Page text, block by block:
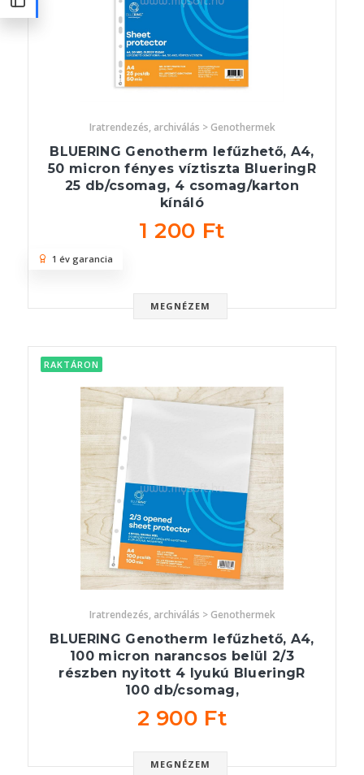
Iratrendezés, archiválás > Genothermek
BLUERING Genotherm lefűzhető, A4,
50 micron fényes víztiszta BlueringR
25 db/csomag, 4 csomag/karton
kínáló
1 200 Ft
MEGNÉZEM
1 év garancia
RAKTÁRON
Iratrendezés, archiválás > Genothermek
BLUERING Genotherm lefűzhető, A4,
100 micron narancsos belül 2/3
részben nyitott 4 lyukú BlueringR
100 db/csomag,
2 900 Ft
MEGNÉZEM